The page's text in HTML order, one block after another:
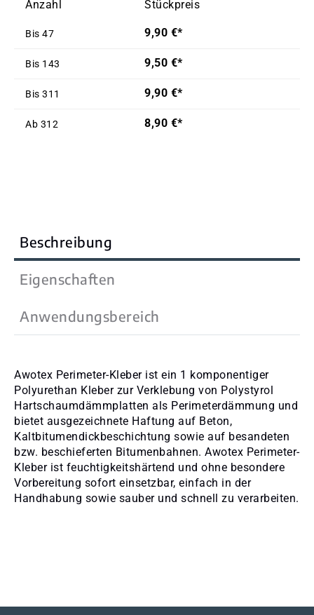
Anzahl Stückpreis
Bis 47 9,90 €*
Bis 143 9,50 €*
Bis 311 9,90 €*
Ab 312 8,90 €*
Beschreibung
Eigenschaften
Anwendungsbereich
Awotex Perimeter-Kleber ist ein 1 komponentiger
Polyurethan Kleber zur Verklebung von Polystyrol
Hartschaumdämmplatten als Perimeterdämmung und
bietet ausgezeichnete Haftung auf Beton,
Kaltbitumendickbeschichtung sowie auf besandeten
bzw. beschieferten Bitumenbahnen. Awotex Perimeter-
Kleber ist feuchtigkeitshärtend und ohne besondere
Vorbereitung sofort einsetzbar, einfach in der
Handhabung sowie sauber und schnell zu verarbeiten.